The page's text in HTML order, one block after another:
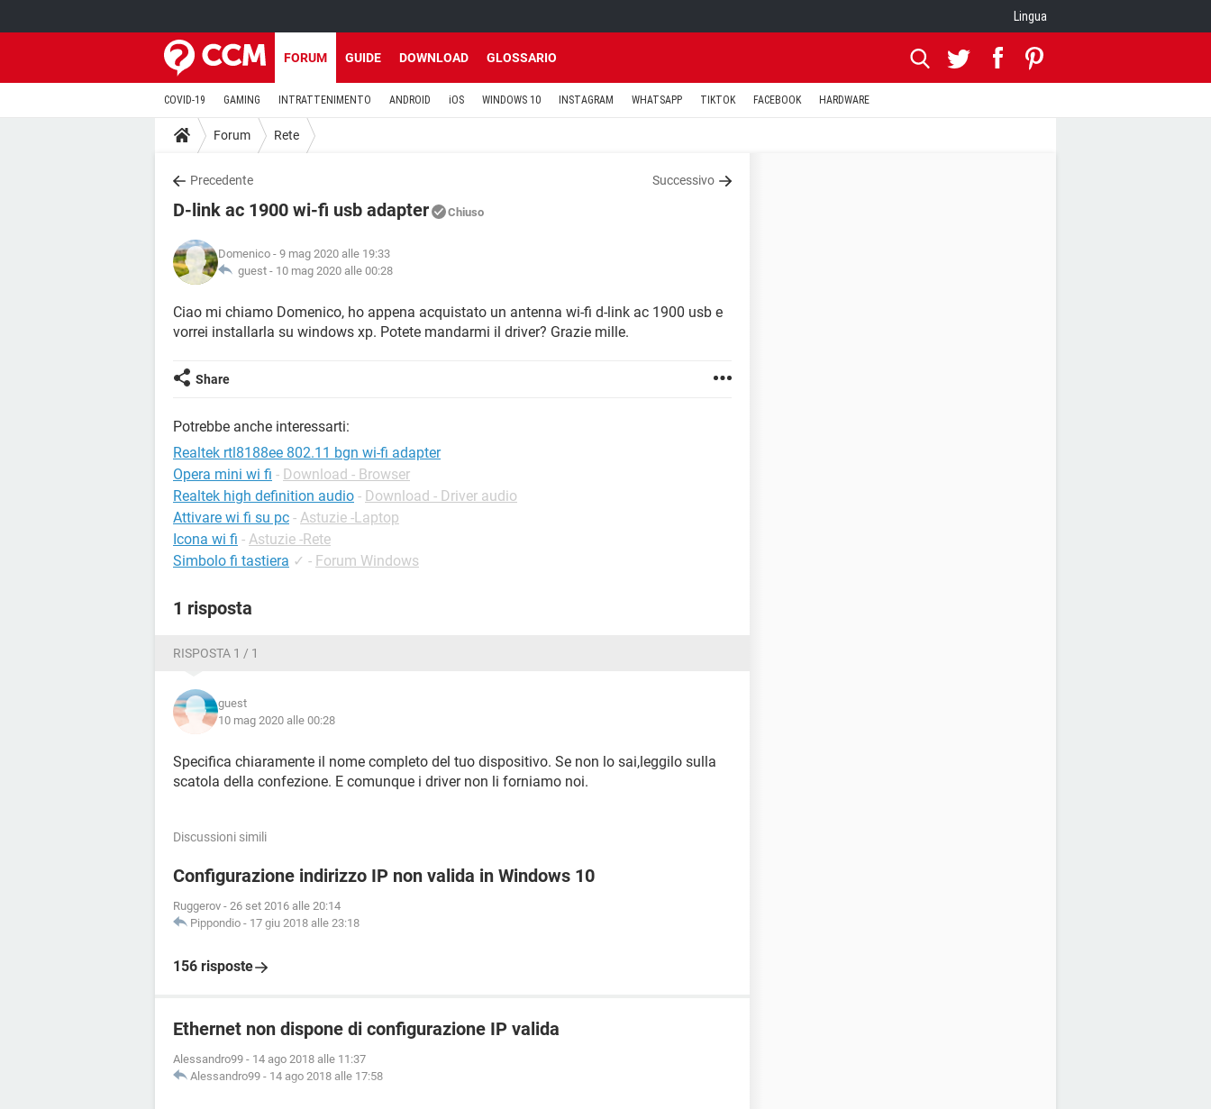
Lingua
FORUM GUIDE DOWNLOAD GLOSSARIO
COVID-19 GAMING INTRATTENIMENTO ANDROID iOS WINDOWS 10 INSTAGRAM WHATSAPP TIKTOK FACEBOOK HARDWARE
Forum Rete
Precedente Successivo
D-link ac 1900 wi-fi usb adapter Chiuso
Domenico - 9 mag 2020 alle 19:33
guest - 10 mag 2020 alle 00:28
Ciao mi chiamo Domenico, ho appena acquistato un antenna wi-fi d-link ac 1900 usb e
vorrei installarla su windows xp. Potete mandarmi il driver? Grazie mille.
Share
Potrebbe anche interessarti:
Realtek rtl8188ee 802.11 bgn wi-fi adapter
Opera mini wi fi - Download - Browser
Realtek high definition audio - Download - Driver audio
Attivare wi fi su pc - Astuzie -Laptop
Icona wi fi - Astuzie -Rete
Simbolo fi tastiera ✓ - Forum Windows
1 risposta
RISPOSTA 1 / 1
guest
10 mag 2020 alle 00:28
Specifica chiaramente il nome completo del tuo dispositivo. Se non lo sai,leggilo sulla
scatola della confezione. E comunque i driver non li forniamo noi.
Discussioni simili
Configurazione indirizzo IP non valida in Windows 10
Ruggerov - 26 set 2016 alle 20:14
Pippondio - 17 giu 2018 alle 23:18
156 risposte
Ethernet non dispone di configurazione IP valida
Alessandro99 - 14 ago 2018 alle 11:37
Alessandro99 - 14 ago 2018 alle 17:58